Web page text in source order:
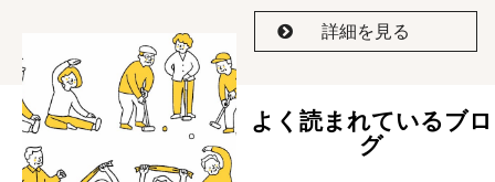
詳細を見る
よく読まれているブロ
グ